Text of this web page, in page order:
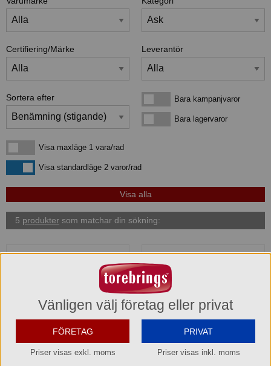
Certifiering/Märke Leverantör
Sortera efter Bara kampanjvarorBara kampanjvaror
Bara lagervarorBara lagervaror
Visa maxläge 1 vara/rad
Visa maxläge 1 vara/rad
Visa standardlägeVisa standardläge 2 varor/rad
5 produkter som matchar din sökning:
Vänligen välj företag eller privat
FÖRETAG
Priser visas exkl. moms
PRIVAT
Priser visas inkl. moms